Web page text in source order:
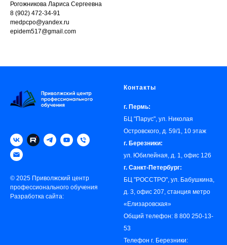
Рогожникова Лариса Сергеевна
8 (902) 472-34-91
medpcpo@yandex.ru
epidem517@gmail.com
© 2025 Приволжский центр
профессионального обучения
Разработка сайта:
Контакты
г. Пермь:
БЦ "Парус", ул. Николая
Островского, д. 59/1, 10 этаж
г. Березники:
ул. Юбилейная, д. 1, офис 126
г. Санкт-Петербург:
БЦ "РОССТРО", ул. Бабушкина,
д. 3, офис 207, станция метро
«‎Елизаровская»
Общий телефон: 8 800 250-13-
53
Телефон г. Березники: